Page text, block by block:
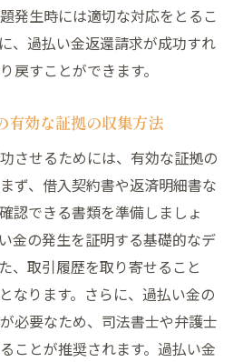
発生時には適切な対応をとるこ
、過払い金返還請求が成功すれ
戻すことができます。
有効な証拠の収集方法
させるためには、有効な証拠の
ず、借入契約書や返済明細書な
認できる書類を準備しましょ
金の発生を証明する基礎的なデ
、取引履歴を取り寄せること
なります。さらに、過払い金の
必要なため、司法書士や弁護士
ことが推奨されます。過払い金